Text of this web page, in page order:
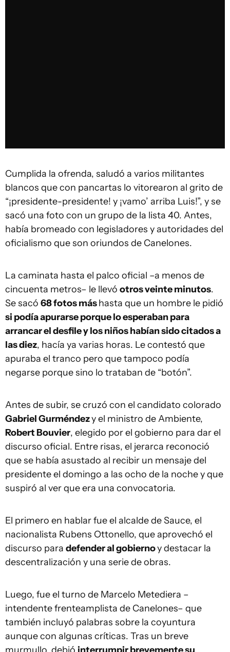
Cumplida la ofrenda, saludó a varios militantes
blancos que con pancartas lo vitorearon al grito de
“¡presidente-presidente! y ¡vamo’ arriba Luis!”, y se
sacó una foto con un grupo de la lista 40. Antes,
había bromeado con legisladores y autoridades del
oficialismo que son oriundos de Canelones.
La caminata hasta el palco oficial –a menos de
cincuenta metros– le llevó otros veinte minutos.
Se sacó 68 fotos máshasta que un hombre le pidió
si podía apurarse porque lo esperaban para
arrancar el desfile y los niños habían sido citados a
las diez, hacía ya varias horas. Le contestó que
apuraba el tranco pero que tampoco podía
negarse porque sino lo trataban de “botón”.
Antes de subir, se cruzó con el candidato colorado
Gabriel Gurméndezy el ministro de Ambiente,
Robert Bouvier, elegido por el gobierno para dar el
discurso oficial. Entre risas, el jerarca reconoció
que se había asustado al recibir un mensaje del
presidente el domingo a las ocho de la noche y que
suspiró al ver que era una convocatoria.
El primero en hablar fue el alcalde de Sauce, el
nacionalista Rubens Ottonello, que aprovechó el
discurso para defender al gobiernoy destacar la
descentralización y una serie de obras.
Luego, fue el turno de Marcelo Metediera –
intendente frenteamplista de Canelones– que
también incluyó palabras sobre la coyuntura
aunque con algunas críticas. Tras un breve